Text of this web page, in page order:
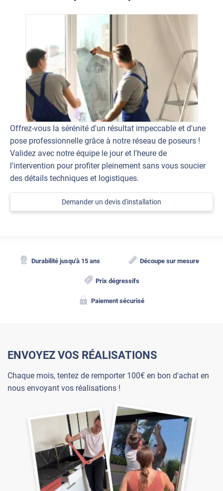
Offrez-vous la sérénité d'un résultat impeccable et d'une
pose professionnelle grâce à notre réseau de poseurs !
Validez avec notre équipe le jour et l'heure de
l'intervention pour profiter pleinement sans vous soucier
des détails techniques et logistiques.
Demander un devis d'installation
Durabilité jusqu'à 15 ans Découpe sur mesure
Prix dégressifs
Paiement sécurisé
ENVOYEZ VOS RÉALISATIONS
Chaque mois, tentez de remporter 100€ en bon d'achat en
nous envoyant vos réalisations !